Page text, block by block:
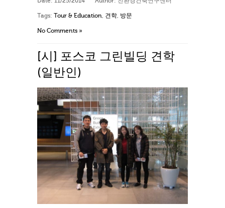
Tags: Tour & Education, 견학, 방문
No Comments »
[시] 포스코 그린빌딩 견학
(일반인)